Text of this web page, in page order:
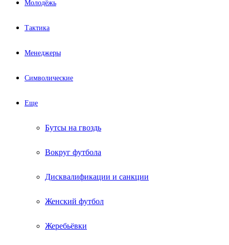
Молодёжь
Тактика
Менеджеры
Символические
Еще
Бутсы на гвоздь
Вокруг футбола
Дисквалификации и санкции
Женский футбол
Жеребьёвки